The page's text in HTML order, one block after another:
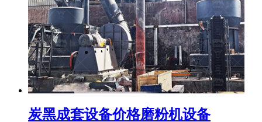
炭黑成套设备价格磨粉机设备